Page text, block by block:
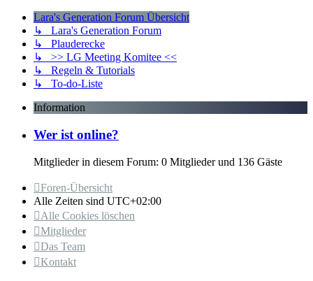
Lara's Generation Forum Übersicht
↳ Lara's Generation Forum
↳ Plauderecke
↳ >> LG Meeting Komitee <<
↳ Regeln & Tutorials
↳ To-do-Liste
Information
Wer ist online?
Mitglieder in diesem Forum: 0 Mitglieder und 136 Gäste
Foren-Übersicht
Alle Zeiten sind UTC+02:00
Alle Cookies löschen
Mitglieder
Das Team
Kontakt